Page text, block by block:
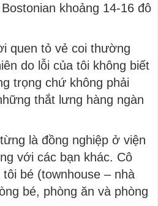
khoảng 14-16 đô
quen tỏ vẻ coi thường
do lỗi của tôi không biết
trọng chứ không phải
thắt lưng hàng ngàn
là đồng nghiệp ở viện
với các bạn khác. Cô
bé (townhouse – nhà
bé, phòng ăn và phòng